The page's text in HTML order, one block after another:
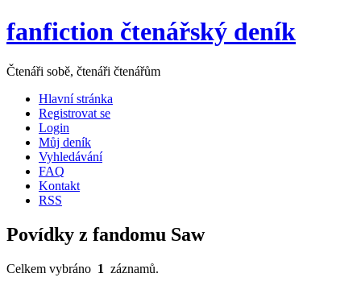
fanfiction čtenářský deník
Čtenáři sobě, čtenáři čtenářům
Hlavní stránka
Registrovat se
Login
Můj deník
Vyhledávání
FAQ
Kontakt
RSS
Povídky z fandomu Saw
Celkem vybráno 1 záznamů.